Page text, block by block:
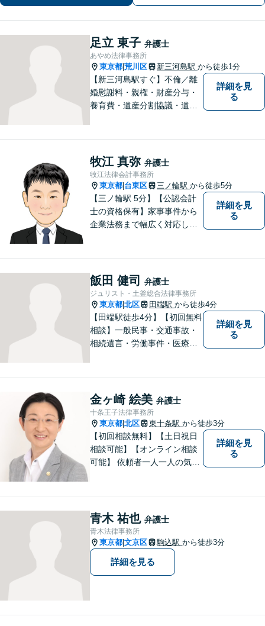
談可】
足立 東子 弁護士
あやめ法律事務所
東京都 荒川区 新三河島駅 から徒歩1分
【新三河島駅すぐ】不倫／離
婚慰謝料・親権・財産分与・
養育費・遺産分割協議・遺言
が丁寧に対応します。弁護士
は敷居が高いと感じておられ
る方はぜひご相談ください。
詳細を見
る
牧江 真弥 弁護士
牧江法律会計事務所
東京都 台東区 三ノ輪駅 から徒歩5分
【三ノ輪駅 5分】【公認会計
士の資格保有】家事事件から
企業法務まで幅広く対応して
からサポート可能です。まず
は話を聞いてみたいという方
も、お気軽にご相談くださ
い。
詳細を見
る
飯田 健司 弁護士
ジュリスト・土釜総合法律事務所
東京都 北区 田端駅 から徒歩4分
【田端駅徒歩4分】【初回無料
相談】一般民事・交通事故・
相続遺言・労働事件・医療問
籍し、複雑な問題にも対応可
能です。お困りごとがありま
したら、まずはご相談を。
詳細を見
る
金ヶ崎 絵美 弁護士
十条王子法律事務所
東京都 北区 東十条駅 から徒歩3分
【初回相談無料】【土日祝日
相談可能】【オンライン相談
可能】 依頼者一人一人の気持
方より、元気になった・安心
したという声をいただいてお
ります。
詳細を見
る
青木 祐也 弁護士
青木法律事務所
東京都 文京区 駒込駅 から徒歩3分
詳細を見る